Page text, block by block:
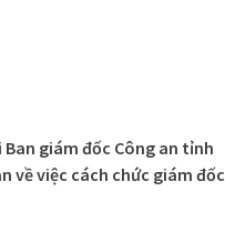
Ban giám đốc Công an tỉnh
về việc cách chức giám đốc